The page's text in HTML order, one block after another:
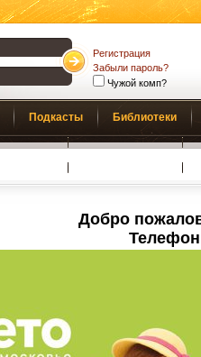
Регистрация
Забыли пароль?
Чужой комп?
Подкасты Библиотеки
Добро
Телефон